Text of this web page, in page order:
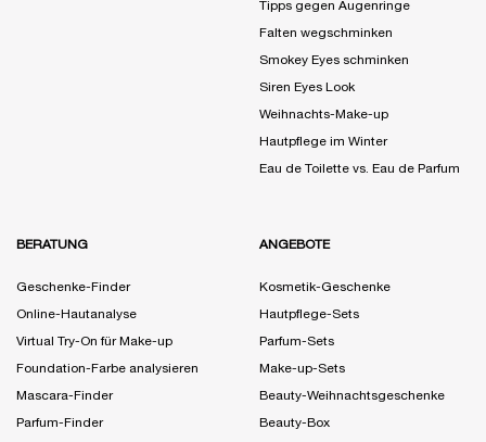
Tipps gegen Augenringe
Falten wegschminken
Smokey Eyes schminken
Siren Eyes Look
Weihnachts-Make-up
Hautpflege im Winter
Eau de Toilette vs. Eau de Parfum
BERATUNG
Geschenke-Finder
Online-Hautanalyse
Virtual Try-On für Make-up
Foundation-Farbe analysieren
Mascara-Finder
Parfum-Finder
ANGEBOTE
Kosmetik-Geschenke
Hautpflege-Sets
Parfum-Sets
Make-up-Sets
Beauty-Weihnachtsgeschenke
Beauty-Box